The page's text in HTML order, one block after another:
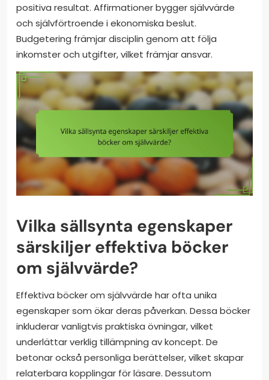
positiva resultat. Affirmationer bygger självvärde
och självförtroende i ekonomiska beslut.
Budgetering främjar disciplin genom att följa
inkomster och utgifter, vilket främjar ansvar.
Vilka sällsynta egenskaper
särskiljer effektiva böcker
om självvärde?
Effektiva böcker om självvärde har ofta unika
egenskaper som ökar deras påverkan. Dessa böcker
inkluderar vanligtvis praktiska övningar, vilket
underlättar verklig tillämpning av koncept. De
betonar också personliga berättelser, vilket skapar
relaterbara kopplingar för läsare. Dessutom